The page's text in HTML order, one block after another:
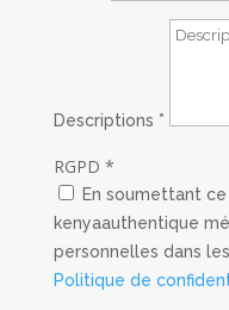
Descriptions *
RGPD *
En soumettant
kenyaauthentique
personnelles dans
Politique de